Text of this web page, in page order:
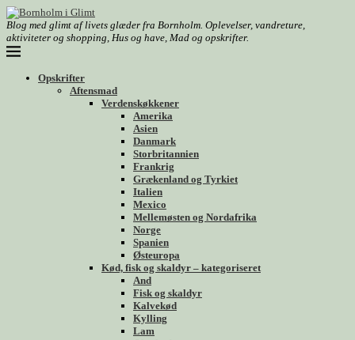
Blog med glimt af livets glæder fra Bornholm. Oplevelser, vandreture,
aktiviteter og shopping, Hus og have, Mad og opskrifter.
Opskrifter
Aftensmad
Verdenskøkkener
Amerika
Asien
Danmark
Storbritannien
Frankrig
Grækenland og Tyrkiet
Italien
Mexico
Mellemøsten og Nordafrika
Norge
Spanien
Østeuropa
Kød, fisk og skaldyr – kategoriseret
And
Fisk og skaldyr
Kalvekød
Kylling
Lam